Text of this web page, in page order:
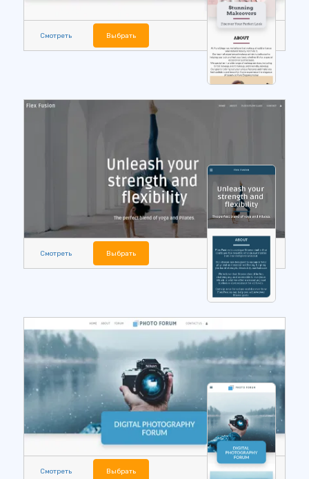
Смотреть Выбрать
Смотреть Выбрать
Смотреть Выбрать